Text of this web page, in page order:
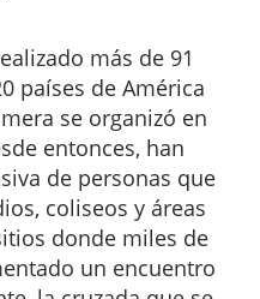
más de 91
países de América
se organizó en
entonces, han
de personas que
coliseos y áreas
donde miles de
un encuentro